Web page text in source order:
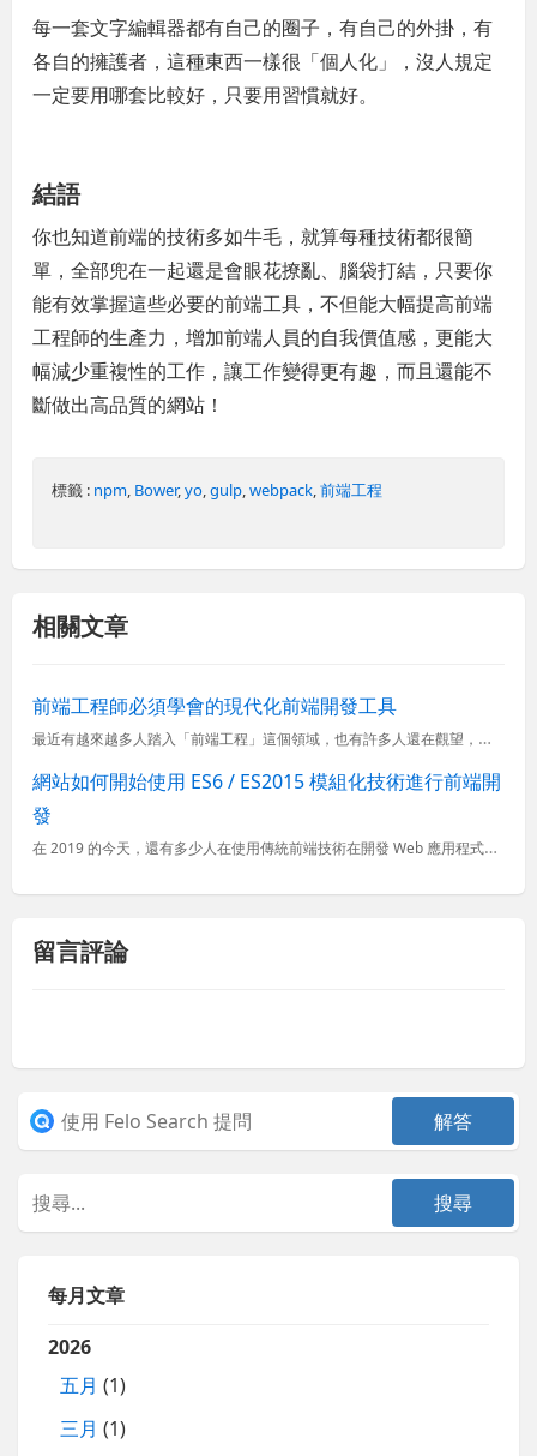
每一套文字編輯器都有自己的圈子，有自己的外掛，有
各自的擁護者，這種東西一樣很「個人化」，沒人規定
一定要用哪套比較好，只要用習慣就好。
結語
你也知道前端的技術多如牛毛，就算每種技術都很簡
單，全部兜在一起還是會眼花撩亂、腦袋打結，只要你
能有效掌握這些必要的前端工具，不但能大幅提高前端
工程師的生產力，增加前端人員的自我價值感，更能大
幅減少重複性的工作，讓工作變得更有趣，而且還能不
斷做出高品質的網站！
標籤 : npm Bower,yo ,gulp ,webpack ,前端工程
相關文章
前端工程師必須學會的現代化前端開發工具
最近有越來越多人踏入「前端工程」這個領域，也有許多人還在觀望，畢竟前端這個戰場也才剛開打沒幾年，現在要說是「戰國時期」也不為過，各種不同的框架、函式庫、工具每隔幾個月就會推出新版本，不然就是出現另一套
網站如何開始使用 ES6 / ES2015 模組化技術進行前端開
發
在 2019 的今天，還有多少人在使用傳統前端技術在開發 Web 應用程式？撇除市面上知名的 SPA 框架不說，就算你公司內部還在使用 jQuery 開發網頁，你依然可以將自己升級到使用現代化前端技術
留言評論
每月文章
2026
五月 (1)
三月 (1)